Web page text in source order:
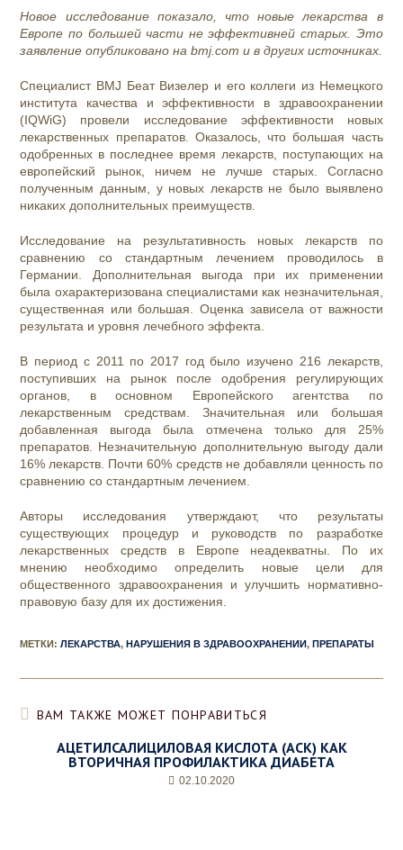
Новое исследование показало, что новые лекарства в
Европе по большей части не эффективней старых. Это
заявление опубликовано на bmj.com и в других источниках.
Специалист BMJ Беат Визелер и его коллеги из Немецкого
института качества и эффективности в здравоохранении
(IQWiG) провели исследование эффективности новых
лекарственных препаратов. Оказалось, что большая часть
одобренных в последнее время лекарств, поступающих на
европейский рынок, ничем не лучше старых. Согласно
полученным данным, у новых лекарств не было выявлено
никаких дополнительных преимуществ.
Исследование на результативность новых лекарств по
сравнению со стандартным лечением проводилось в
Германии. Дополнительная выгода при их применении
была охарактеризована специалистами как незначительная,
существенная или большая. Оценка зависела от важности
результата и уровня лечебного эффекта.
В период с 2011 по 2017 год было изучено 216 лекарств,
поступивших на рынок после одобрения регулирующих
органов, в основном Европейского агентства по
лекарственным средствам. Значительная или большая
добавленная выгода была отмечена только для 25%
препаратов. Незначительную дополнительную выгоду дали
16% лекарств. Почти 60% средств не добавляли ценность по
сравнению со стандартным лечением.
Авторы исследования утверждают, что результаты
существующих процедур и руководств по разработке
лекарственных средств в Европе неадекватны. По их
мнению необходимо определить новые цели для
общественного здравоохранения и улучшить нормативно-
правовую базу для их достижения.
МЕТКИ:ЛЕКАРСТВА, НАРУШЕНИЯ В ЗДРАВООХРАНЕНИИ, ПРЕПАРАТЫ
ВАМ ТАКЖЕ МОЖЕТ ПОНРАВИТЬСЯ
АЦЕТИЛСАЛИЦИЛОВАЯ КИСЛОТА (АСК) КАК
ВТОРИЧНАЯ ПРОФИЛАКТИКА ДИАБЕТА
02.10.2020